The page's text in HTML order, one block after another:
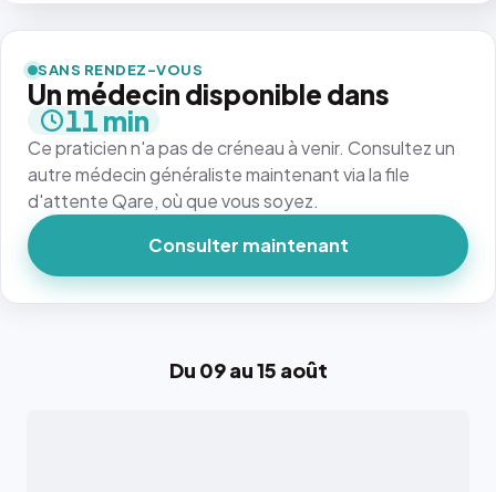
Du 09 au 15 août
SANS RENDEZ-VOUS
Un médecin disponible dans
11 min
Ce praticien n'a pas de créneau à venir. Consultez un
autre médecin généraliste maintenant via la file
d'attente Qare, où que vous soyez.
Consulter maintenant